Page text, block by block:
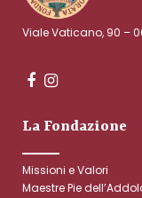
Viale Vaticano, 90 –
La Fondazione
Missioni e Valori
Maestre Pie